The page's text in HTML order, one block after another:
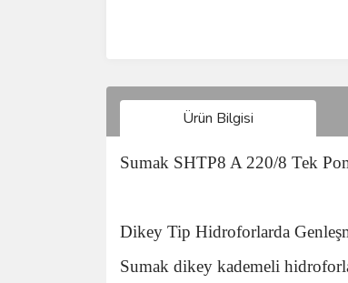
Ürün Bilgisi
Sumak SHTP8 A 220/8 Tek
Dikey Tip Hidroforlarda
Sumak dikey kademeli